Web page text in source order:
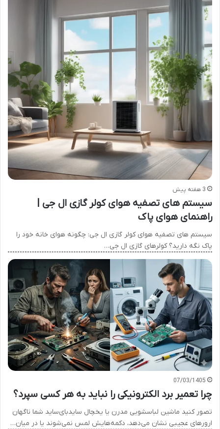
3 هفته پیش
سیستم های تصفیه هوای کولر گازی ال جی |
راهنمای هوای پاک
سیستم های تصفیه هوای کولر گازی ال جی: چگونه هوای خانه خود را
پاک نگه دارید؟ کولرهای گازی ال جی…
07/03/1405
چرا تعمیر برد الکترونیکی را نباید به هر کسی سپرد؟
تصور کنید ماشین لباسشویی مدرن یا یخچال ساید‌بای‌ساید شما ناگهان
ارورهای عجیبی نشان می‌دهد، دکمه‌هایش لمس نمی‌شوند یا در میان…